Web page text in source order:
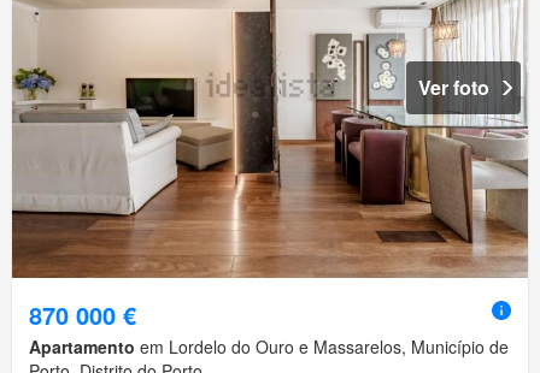
Ver foto
870 000 €
Apartamento em Lordelo do Ouro e Massarelos, Município de